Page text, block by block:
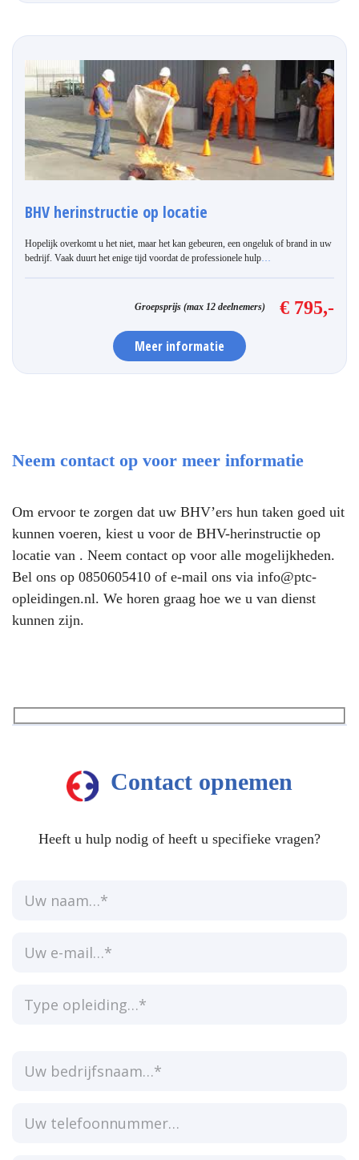
BHV herinstructie op locatie
Hopelijk overkomt u het niet, maar het kan gebeuren, een ongeluk of brand in uw
bedrijf. Vaak duurt het enige tijd voordat de professionele hulp
Groepsprijs (max 12 deelnemers) € 795,-
Meer informatie
Neem contact op voor meer informatie
Om ervoor te zorgen dat uw BHV’ers hun taken goed uit
kunnen voeren, kiest u voor de BHV-herinstructie op
locatie van . Neem contact op voor alle mogelijkheden.
Bel ons op 0850605410 of e-mail ons via info@ptc-
opleidingen.nl. We horen graag hoe we u van dienst
kunnen zijn.
Contact opnemen
Heeft u hulp nodig of heeft u specifieke vragen?